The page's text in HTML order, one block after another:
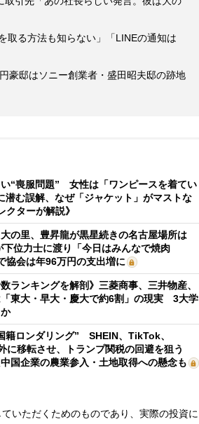
取る方法も知らない」「LINEの通知は
豪邸はソニー創業者・盛田昭夫邸の跡地
“喪服問題” 女性は「ワンピースを着てい
潜む誤解、なぜ「ジャケット」がマストな
クターが解説》
大の里、豊昇龍が黒星続きの名古屋場所は
下位力士に渡り「今日はみんなで焼肉
会は年96万円の支出増に
ランキングを解剖》三菱商事、三井物産、
東大・早大・慶大で約6割」の現実 3大学
籍ロンダリング” SHEIN、TikTok、
に移転させ、トランプ関税の回避を狙う
国企業の農業参入・土地取得への懸念も
いただくためのものであり、実際の投資に